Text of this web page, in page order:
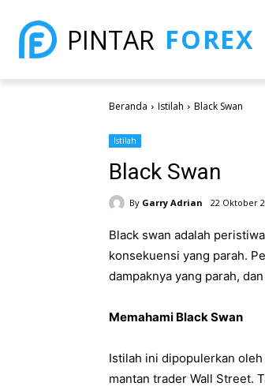
PINTAR FOREX
Beranda Istilah Black Swan
Istilah
Black Swan
By Garry Adrian 22 Oktober
Black swan adalah
konsekuensi yang parah.
dampaknya yang parah,
Memahami Black Swan
Istilah ini dipopulerkan
mantan trader Wall Street.